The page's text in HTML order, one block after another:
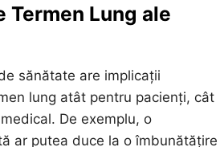
Lung ale
sănătate are implicații
lung atât pentru pacienți, cât
De exemplu, o
ar putea duce la o îmbunătățire